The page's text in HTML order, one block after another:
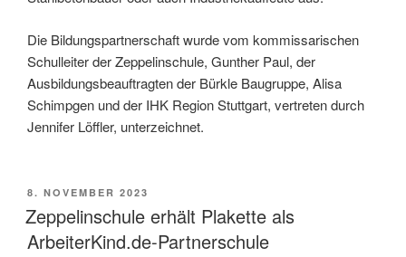
Die Bildungspartnerschaft wurde vom kommissarischen
Schulleiter der Zeppelinschule, Gunther Paul, der
Ausbildungsbeauftragten der Bürkle Baugruppe, Alisa
Schimpgen und der IHK Region Stuttgart, vertreten durch
Jennifer Löffler, unterzeichnet.
VERÖFFENTLICHT
AM
8. NOVEMBER 2023
Zeppelinschule erhält Plakette als
ArbeiterKind.de-Partnerschule